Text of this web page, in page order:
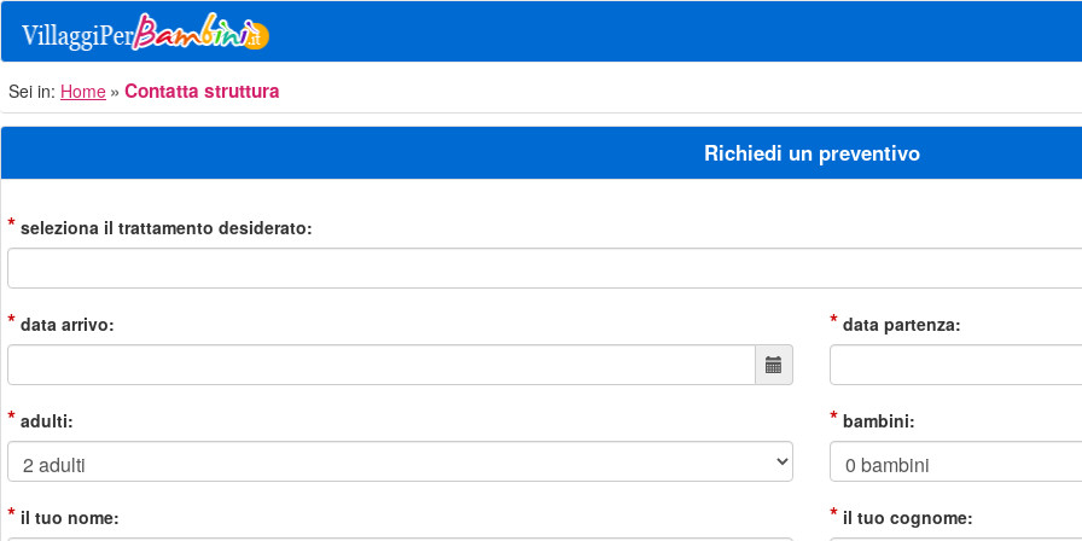
Sei in: Home Contatta struttura
Richiedi un preventivo
* seleziona il trattamento desiderato:
* data arrivo: * data partenza:
* adulti: * bambini:
* il tuo nome: * il tuo cognome: